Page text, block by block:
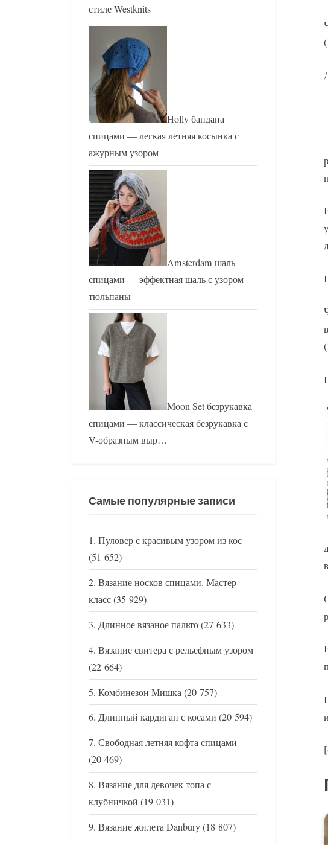
стиле Westknits
Holly бандана
спицами — легкая летняя косынка с
ажурным узором
Amsterdam шаль
спицами — эффектная шаль с узором
тюльпаны
Moon Set безрукавка
спицами — классическая безрукавка с
V-образным выр…
Самые популярные записи
Пуловер с красивым узором из кос
(51 652)
Вязание носков спицами. Мастер
класс(35 929)
Длинное вязаное пальто(27 633)
Вязание свитера с рельефным узором
(22 664)
Комбинезон Мишка(20 757)
Длинный кардиган с косами (20 594)
Свободная летняя кофта спицами
(20 469)
Вязание для девочек топа с
клубничкой (19 031)
Вязание жилета Danbury(18 807)